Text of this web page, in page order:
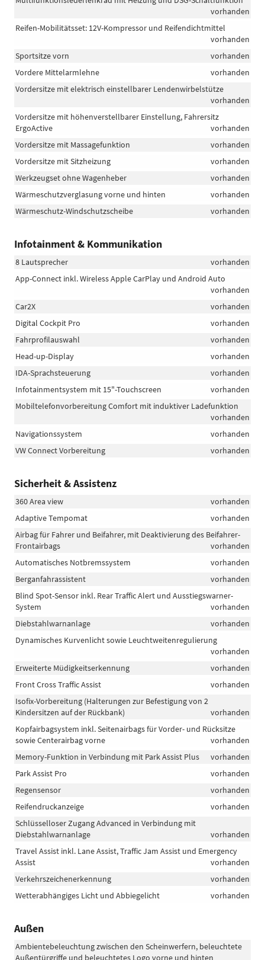
vorhanden
Reifen-Mobilitätsset: 12V-Kompressor und Reifendichtmittel
vorhanden
Sportsitze vorn
vorhanden
Vordere Mittelarmlehne
vorhanden
Vordersitze mit elektrisch einstellbarer Lendenwirbelstütze
vorhanden
Vordersitze mit höhenverstellbarer Einstellung, Fahrersitz
ErgoActive
vorhanden
Vordersitze mit Massagefunktion
vorhanden
Vordersitze mit Sitzheizung
vorhanden
Werkzeugset ohne Wagenheber
vorhanden
Wärmeschutzverglasung vorne und hinten
vorhanden
Wärmeschutz-Windschutzscheibe
vorhanden
Infotainment & Kommunikation
8 Lautsprecher
vorhanden
App-Connect inkl. Wireless Apple CarPlay und Android Auto
vorhanden
Car2X
vorhanden
Digital Cockpit Pro
vorhanden
Fahrprofilauswahl
vorhanden
Head-up-Display
vorhanden
IDA-Sprachsteuerung
vorhanden
Infotainmentsystem mit 15"-Touchscreen
vorhanden
Mobiltelefonvorbereitung Comfort mit induktiver Ladefunktion
vorhanden
Navigationssystem
vorhanden
VW Connect Vorbereitung
vorhanden
Sicherheit & Assistenz
360 Area view
vorhanden
Adaptive Tempomat
vorhanden
Airbag für Fahrer und Beifahrer, mit Deaktivierung des Beifahrer-
Frontairbags
vorhanden
Automatisches Notbremssystem
vorhanden
Berganfahrassistent
vorhanden
Blind Spot-Sensor inkl. Rear Traffic Alert und Ausstiegswarner-
System
vorhanden
Diebstahlwarnanlage
vorhanden
Dynamisches Kurvenlicht sowie Leuchtweitenregulierung
vorhanden
Erweiterte Müdigkeitserkennung
vorhanden
Front Cross Traffic Assist
vorhanden
Isofix-Vorbereitung (Halterungen zur Befestigung von 2
Kindersitzen auf der Rückbank)
vorhanden
Kopfairbagsystem inkl. Seitenairbags für Vorder- und Rücksitze
sowie Centerairbag vorne
vorhanden
Memory-Funktion in Verbindung mit Park Assist Plus
vorhanden
Park Assist Pro
vorhanden
Regensensor
vorhanden
Reifendruckanzeige
vorhanden
Schlüsselloser Zugang Advanced in Verbindung mit
Diebstahlwarnanlage
vorhanden
Travel Assist inkl. Lane Assist, Traffic Jam Assist und Emergency
Assist
vorhanden
Verkehrszeichenerkennung
vorhanden
Wetterabhängiges Licht und Abbiegelicht
vorhanden
Außen
Ambientebeleuchtung zwischen den Scheinwerfern, beleuchtete
Außentürgriffe und beleuchtetes Logo vorne und hinten